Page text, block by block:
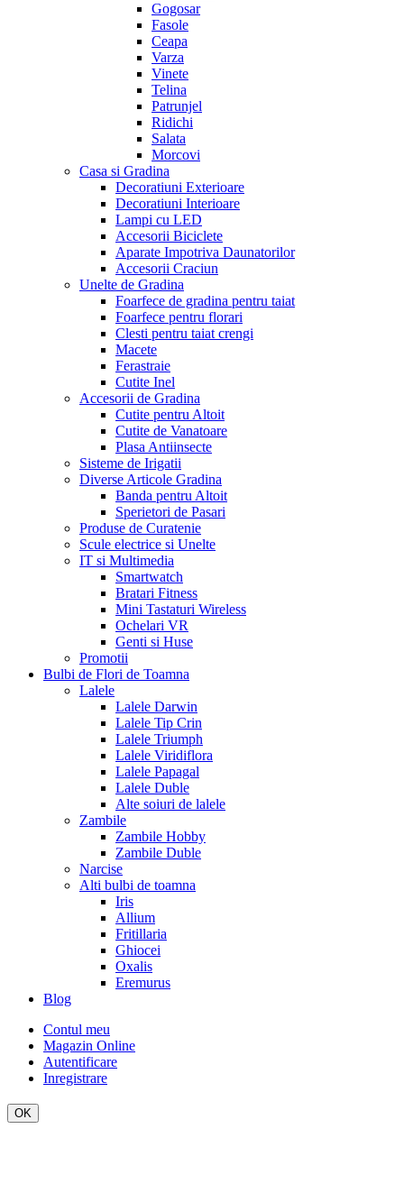
Gogosar
Fasole
Ceapa
Varza
Vinete
Telina
Patrunjel
Ridichi
Salata
Morcovi
Casa si Gradina
Decoratiuni Exterioare
Decoratiuni Interioare
Lampi cu LED
Accesorii Biciclete
Aparate Impotriva Daunatorilor
Accesorii Craciun
Unelte de Gradina
Foarfece de gradina pentru taiat
Foarfece pentru florari
Clesti pentru taiat crengi
Macete
Ferastraie
Cutite Inel
Accesorii de Gradina
Cutite pentru Altoit
Cutite de Vanatoare
Plasa Antiinsecte
Sisteme de Irigatii
Diverse Articole Gradina
Banda pentru Altoit
Sperietori de Pasari
Produse de Curatenie
Scule electrice si Unelte
IT si Multimedia
Smartwatch
Bratari Fitness
Mini Tastaturi Wireless
Ochelari VR
Genti si Huse
Promotii
Bulbi de Flori de Toamna
Lalele
Lalele Darwin
Lalele Tip Crin
Lalele Triumph
Lalele Viridiflora
Lalele Papagal
Lalele Duble
Alte soiuri de lalele
Zambile
Zambile Hobby
Zambile Duble
Narcise
Alti bulbi de toamna
Iris
Allium
Fritillaria
Ghiocei
Oxalis
Eremurus
Blog
Contul meu
Magazin Online
Autentificare
Inregistrare
OK